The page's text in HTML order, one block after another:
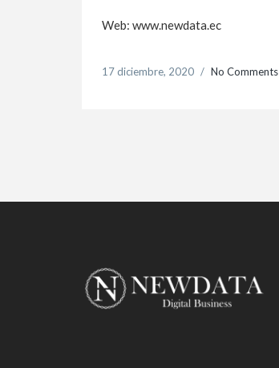
Web: www.newdata.ec
17 diciembre, 2020 / No Comments